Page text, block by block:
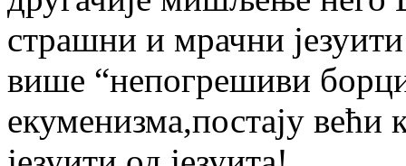
страшни и мрачни
више “непогрешиви
екуменизма,постају већи